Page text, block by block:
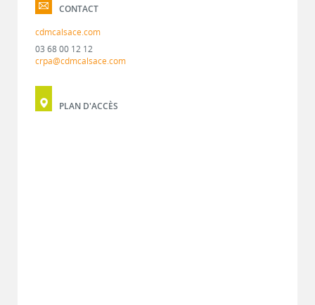
CONTACT
cdmcalsace.com
03 68 00 12 12
crpa@cdmcalsace.com
PLAN D'ACCÈS